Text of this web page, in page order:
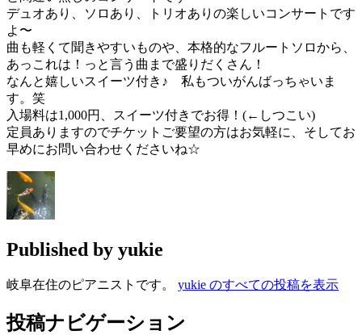
デュオあり、ソロあり、トリオありの楽しいコンサートです
よ〜
曲も軽くて聞きやすいものや、本格的なフルートソロから、
あっこれは！っと言う曲まで盛りだくさん！
なんと嬉しいスイーツ付き♪ 私もついがんばっちゃいま
す。笑
入場料は1,000円、スイーツ付きでお得！(←しつこい)
定員ありますのでチケットご要望の方はお気軽に、そしてお
早めにお問い合わせくださいね☆
Published by yukie
岐阜在住のピアニストです。 yukie のすべての投稿を表示
投稿ナビゲーション